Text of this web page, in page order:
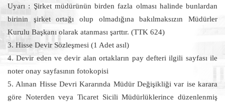
Uyarı : Şirket müdürünün birden fazla olması halinde bunlardan
birinin şirket ortağı olup olmadığına bakılmaksızın Müdürler
Kurulu Başkanı olarak atanması şarttır. (TTK 624)
3. Hisse Devir Sözleşmesi (1 Adet asıl)
4. Devir eden ve devir alan ortakların pay defteri ilgili sayfası ile
noter onay sayfasının fotokopisi
5. Alınan Hisse Devri Kararında Müdür Değişikliği var ise karara
göre Noterden veya Ticaret Sicili Müdürlüklerince düzenlenmiş